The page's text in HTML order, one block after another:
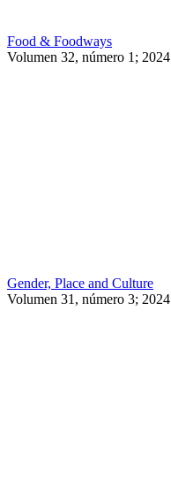
Food & Foodways
Volumen 32, número 1; 2024
Gender, Place and Culture
Volumen 31, número 3; 2024